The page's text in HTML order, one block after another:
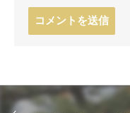
る